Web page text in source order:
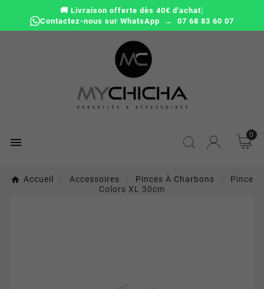
🚚 Livraison offerte dès 40€ d'achat|
Contactez-nous sur WhatsApp → 07 68 83 60 07

0
Accueil Accessoires Pinces À Charbons
Pince
Colors XL 30cm